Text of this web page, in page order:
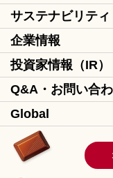
サステナビリティ
企業情報
投資家情報（IR）
Q&A・お問い合
Global